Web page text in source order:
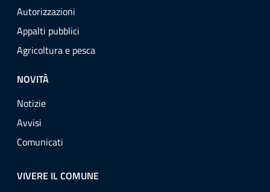
Autorizzazioni
Appalti pubblici
Agricoltura e pesca
NOVITÀ
Notizie
Avvisi
Comunicati
VIVERE IL COMUNE